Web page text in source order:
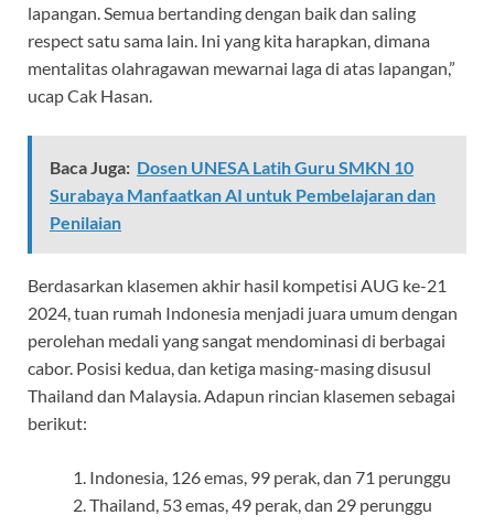
lapangan. Semua bertanding dengan baik dan saling
respect satu sama lain. Ini yang kita harapkan, dimana
mentalitas olahragawan mewarnai laga di atas lapangan,”
ucap Cak Hasan.
Baca Juga: Dosen UNESA Latih Guru SMKN 10
Surabaya Manfaatkan AI untuk Pembelajaran dan
Penilaian
Berdasarkan klasemen akhir hasil kompetisi AUG ke-21
2024, tuan rumah Indonesia menjadi juara umum dengan
perolehan medali yang sangat mendominasi di berbagai
cabor. Posisi kedua, dan ketiga masing-masing disusul
Thailand dan Malaysia. Adapun rincian klasemen sebagai
berikut:
Indonesia, 126 emas, 99 perak, dan 71 perunggu
Thailand, 53 emas, 49 perak, dan 29 perunggu